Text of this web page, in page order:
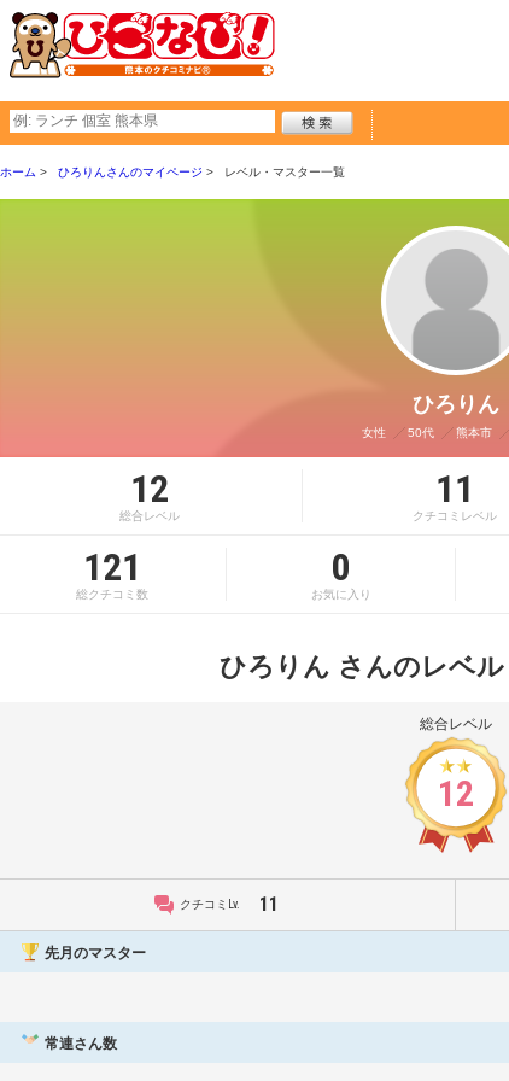
ホーム ひろりんさんのマイページ レベル・マスター一覧
ひろりん
女性 50代 熊本市
12
総合レベル
11
クチコミレベル
121
総クチコミ数
0
お気に入り
ひろりん さんのレベ
総合レベル
12
クチコミLv. 11
先月のマスター
常連さん数